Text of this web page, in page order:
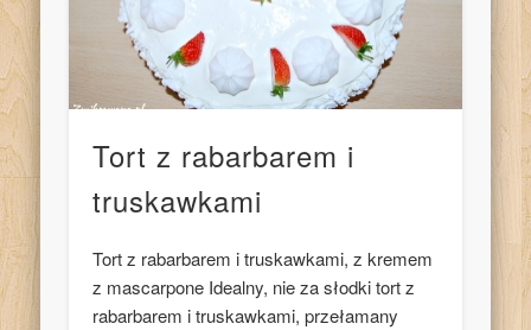
Tort z rabarbarem i
truskawkami
Tort z rabarbarem i truskawkami, z kremem
z mascarpone Idealny, nie za słodki tort z
rabarbarem i truskawkami, przełamany